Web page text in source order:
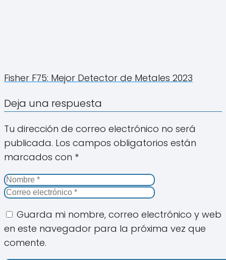
Fisher F75: Mejor Detector de Metales 2023
Deja una respuesta
Tu dirección de correo electrónico no será
publicada. Los campos obligatorios están
marcados con *
Guarda mi nombre, correo electrónico y web
en este navegador para la próxima vez que
comente.